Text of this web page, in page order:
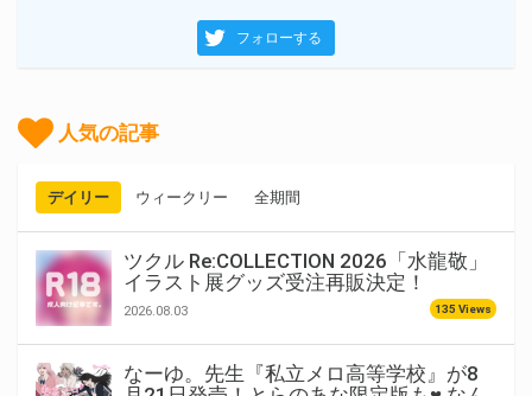
フォローする
人気の記事
デイリー ウィークリー 全期間
ツクル Re:COLLECTION 2026「水龍敬」
イラスト展グッズ受注再販決定！
2026.08.03 135 Views
なーゆ。先生『私立メロ高等学校』が8